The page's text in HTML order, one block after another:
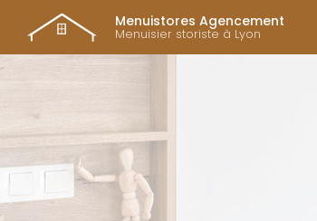
contenu
principal
Menuistores Agencement
Menuisier storiste à Lyon